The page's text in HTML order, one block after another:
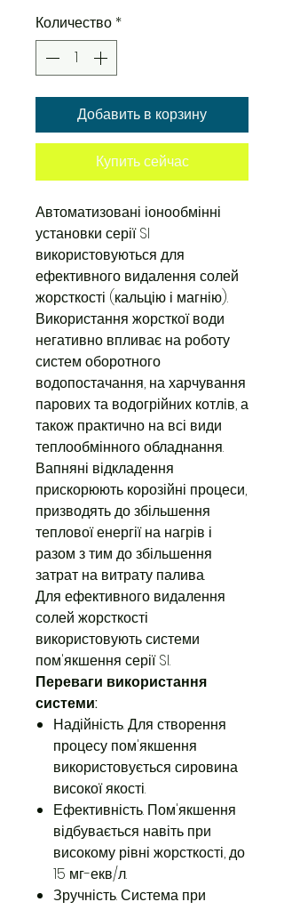
Количество *
Добавить в корзину
Купить сейчас
Автоматизовані іонообмінні
установки серії SI
використовуються для
ефективного видалення солей
жорсткості (кальцію і магнію).
Використання жорсткої води
негативно впливає на роботу
систем оборотного
водопостачання, на харчування
парових та водогрійних котлів, а
також практично на всі види
теплообмінного обладнання.
Вапняні відкладення
прискорюють корозійні процеси,
призводять до збільшення
теплової енергії на нагрів і
разом з тим до збільшення
затрат на витрату палива.
Для ефективного видалення
солей жорсткості
використовують системи
пом'якшення серії SI.
Переваги використання
системи:
Надійність. Для створення
процесу пом'якшення
використовується сировина
високої якості.
Ефективність. Пом'якшення
відбувається навіть при
високому рівні жорсткості, до
15 мг-екв/л.
Зручність. Система при